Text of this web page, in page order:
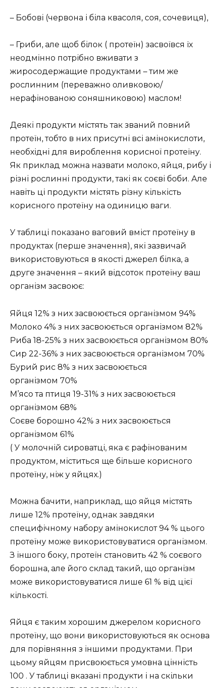
– Бобові (червона і біла квасоля, соя, сочевиця),
– Гриби, але щоб білок ( протеїн) засвоївся їх
неодмінно потрібно вживати з
жиросодержащие продуктами – тим же
рослинним (переважно оливковою/
нерафінованою соняшниковою) маслом!
Деякі продукти містять так званий повний
протеїн, тобто в них присутні всі амінокислоти,
необхідні для вироблення корисної протеїну.
Як приклад можна назвати молоко, яйця, рибу і
різні рослинні продукти, такі як соєві боби. Але
навіть ці продукти містять різну кількість
корисного протеїну на одиницю ваги.
У таблиці показано ваговий вміст протеїну в
продуктах (перше значення), які зазвичай
використовуються в якості джерел білка, а
друге значення – який відсоток протеїну ваш
організм засвоює:
Яйця 12% з них засвоюється організмом 94%
Молоко 4% з них засвоюється організмом 82%
Риба 18-25% з них засвоюється організмом 80%
Сир 22-36% з них засвоюється організмом 70%
Бурий рис 8% з них засвоюється
організмом 70%
М’ясо та птиця 19-31% з них засвоюється
організмом 68%
Соєве борошно 42% з них засвоюється
організмом 61%
( У молочній сироватці, яка є рафінованим
продуктом, міститься ще більше корисного
протеїну, ніж у яйцях.)
Можна бачити, наприклад, що яйця містять
лише 12% протеїну, однак завдяки
специфічному набору амінокислот 94 % цього
протеїну може використовуватися організмом.
З іншого боку, протеїн становить 42 % соєвого
борошна, але його склад такий, що організм
може використовуватися лише 61 % від цієї
кількості.
Яйця є таким хорошим джерелом корисного
протеїну, що вони використовуються як основа
для порівняння з іншими продуктами. При
цьому яйцям присвоюється умовна цінність
100 . У таблиці вказані продукти і на скільки